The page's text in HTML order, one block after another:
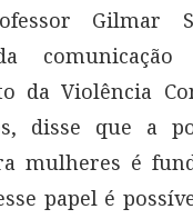
Gilmar
da Violência
disse que a
mulheres é
papel é